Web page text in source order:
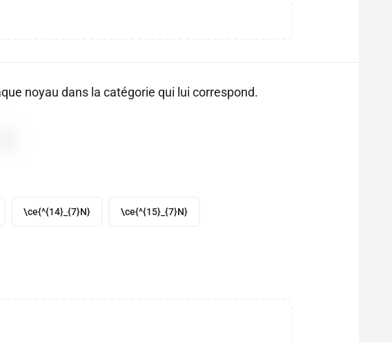
noyau dans la catégorie qui lui correspond.
\ce{^{14}_{7}N} \ce{^{15}_{7}N}